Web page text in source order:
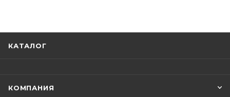
КАТАЛОГ
КОМПАНИЯ